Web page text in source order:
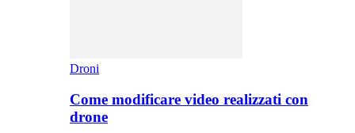
Droni
Come modificare video realizzati con
drone